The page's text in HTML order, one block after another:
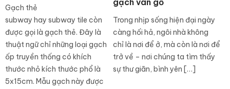
Gạch thẻ
subway hay subway tile còn
được gọi là gạch thẻ. Đây là
thuật ngữ chỉ những loại gạch
ốp truyền thống có khích
thước nhỏ kích thước phổ là
5x15cm. Mẫu gạch này được
gạch vân gỗ
Trong nhịp sống hiện đại ngày
càng hối hả, ngôi nhà không
chỉ là nơi để ở, mà còn là nơi để
trở về – nơi chúng ta tìm thấy
sự thư giãn, bình yên […]